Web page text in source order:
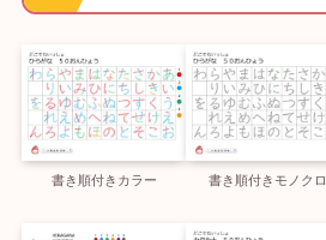
書き順付きカラー 書き順付きモノクロ